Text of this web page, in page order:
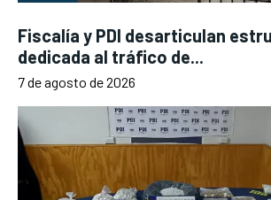
Fiscalía y PDI desarticulan
dedicada al tráfico de...
7 de agosto de 2026